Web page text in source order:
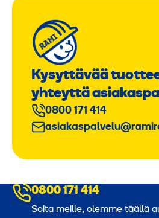
Kysyttävää
yhteyttä
0800 171 414
0800 171 414
Soita meille, olemme täällä